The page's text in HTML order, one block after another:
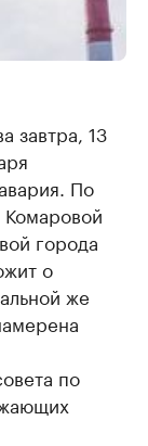
завтра, 13
По
города
о
же
по